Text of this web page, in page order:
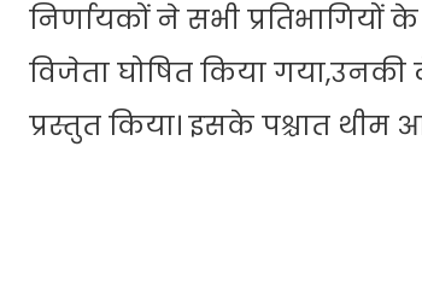
निर्णायकों ने सभी
विजेता घोषित किया
प्रस्तुत किया। इसके पश्चात थीम